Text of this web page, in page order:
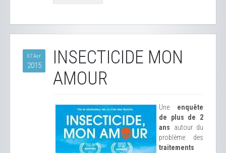
07 Avr
2015
INSECTICIDE MON
AMOUR
Une enquête
de plus de 2
ans autour du
problème des
traitements